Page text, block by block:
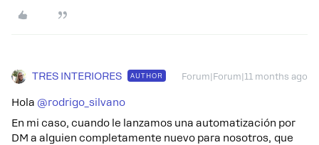
TRES INTERIORES AUTHOR Forum|Forum|11 months ago
Hola ​ @rodrigo_silvano
En mi caso, cuando le lanzamos una automatización por
DM a alguien completamente nuevo para nosotros, que